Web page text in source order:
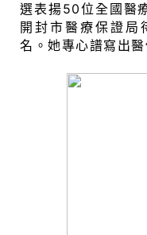
選表揚50位全國醫
開封市醫療保證局
名。她專心譜寫出